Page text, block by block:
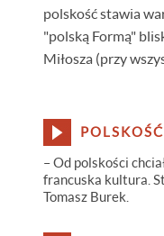
polskość stawia
"polską Formą"
Miłosza (przy
– Od polskości
francuska kultura.
Tomasz Burek.